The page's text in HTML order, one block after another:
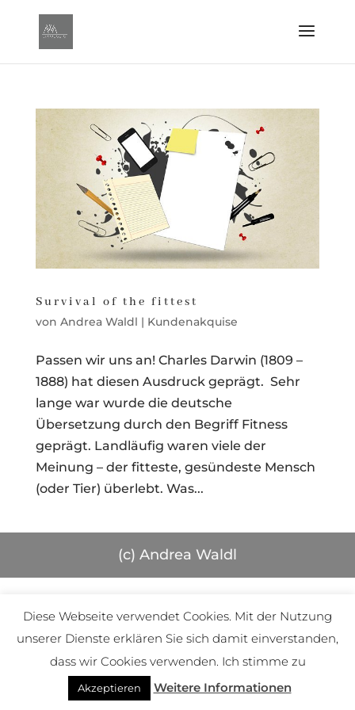
Survival of the fittest
von Andrea Waldl | Kundenakquise
Passen wir uns an! Charles Darwin (1809 –
1888) hat diesen Ausdruck geprägt. Sehr
lange war wurde die deutsche
Übersetzung durch den Begriff Fitness
geprägt. Landläufig waren viele der
Meinung – der fitteste, gesündeste Mensch
(oder Tier) überlebt. Was...
(c) Andrea Waldl
Diese Webseite verwendet Cookies. Mit der Nutzung
unserer Dienste erklären Sie sich damit einverstanden,
dass wir Cookies verwenden. Ich stimme zu
Akzeptieren Weitere Informationen